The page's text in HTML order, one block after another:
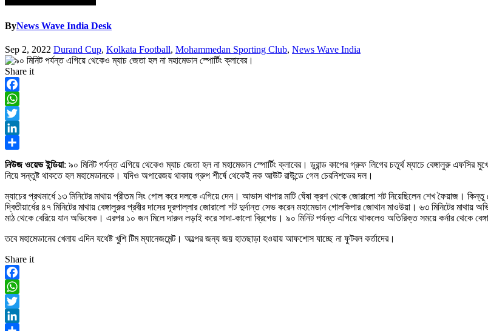
ByNews Wave India Desk
Sep 2, 2022 Durand Cup, Kolkata Football, Mohammedan Sporting Club, News Wave India
Share it
Facebook
WhatsApp
Twitter
LinkedIn
নিউজ ওয়েভ ইন্ডিয়া: ৯০ মিনিট পর্যন্ত এগিয়ে থেকেও ম্যাচ জেতা হল না মহামেডান স্পোর্টিং ক্লাবের। ডুরান্ড কাপের গ্রুফ লিগের চতুর্থ ম্যাচে বেঙ্গালুরু
নিয়ে সন্তুষ্ট থাকতে হল মহামেডানকে। যদিও অপারেজয় থাকায় গ্রুপ শীর্ষে থেকেই নক আউট রাউন্ডে গেল চেরনিশভের দল।
ম্যাচের প্রথমার্ধে ১৩ মিনিটের মাথায় প্রীতম সিং গোল করে দলকে এগিয়ে দেন। আভাস থাপার মাটি ঘেঁষা ক্রশ থেকে জোরালো শট নিয়েছিলেন শেখ ফৈয়াজ।
দ্বিতীয়ার্ধের ৪৭ মিনিটের মাথায় বেঙ্গালুরুর প্রবীর দাসের দূরপাল্লার জোরালো শট দুর্দান্ত সেভ করেন মহামেডান গোলকিপার জোথান মাওউয়া। ৬৩ মিনিটের মাথায়
মাঠ থেকে বেরিয়ে যান অভিষেক। এরপর ১০ জন মিলে দারুন লড়াই করে সাদা-কালো ব্রিগেড। ৯০ মিনিট পর্যন্ত এগিয়ে থাকলেও অতিরিক্ত সময়ে কর্নার থেকে
তবে মহামেডানের খেলায় এদিন যথেষ্ট খুশি টিম ম্যানেজমেন্ট। অল্পের জন্য জয় হাতছাড়া হওয়ায় আফশোস যাচ্ছে না ফুটবল কর্তাদের।
Share it
Facebook
WhatsApp
Twitter